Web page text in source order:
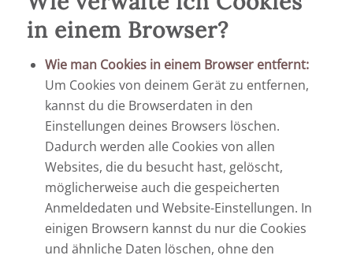
in einem Browser?
Wie man Cookies in einem Browser entfernt:
Um Cookies von deinem Gerät zu entfernen,
kannst du die Browserdaten in den
Einstellungen deines Browsers löschen.
Dadurch werden alle Cookies von allen
Websites, die du besucht hast, gelöscht,
möglicherweise auch die gespeicherten
Anmeldedaten und Website-Einstellungen. In
einigen Browsern kannst du nur die Cookies
und ähnliche Daten löschen, ohne den